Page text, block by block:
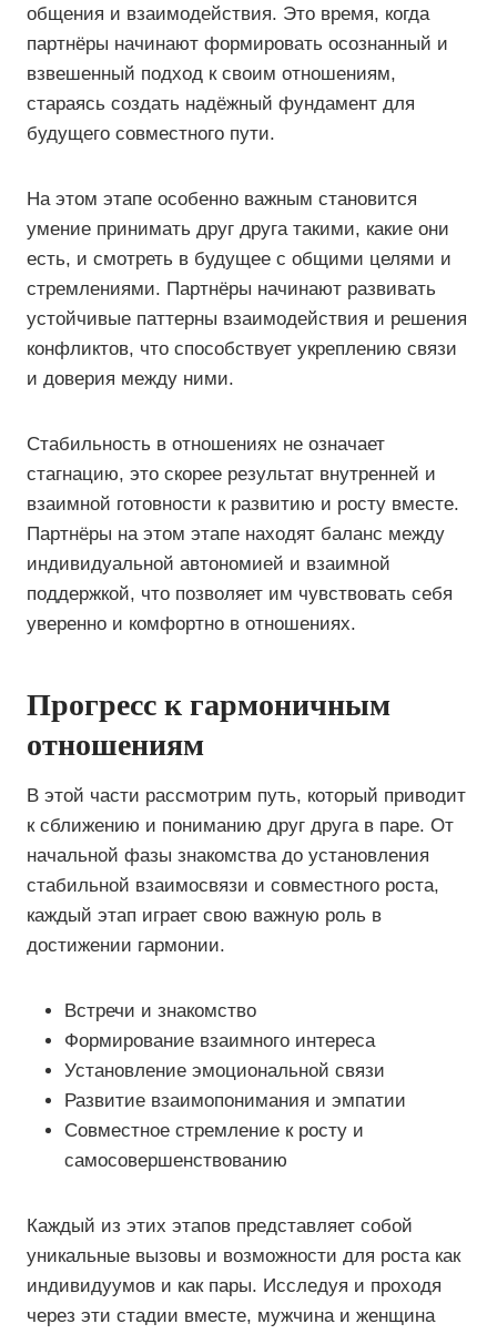
общения и взаимодействия. Это время, когда
партнёры начинают формировать осознанный и
взвешенный подход к своим отношениям,
стараясь создать надёжный фундамент для
будущего совместного пути.
На этом этапе особенно важным становится
умение принимать друг друга такими, какие они
есть, и смотреть в будущее с общими целями и
стремлениями. Партнёры начинают развивать
устойчивые паттерны взаимодействия и решения
конфликтов, что способствует укреплению связи
и доверия между ними.
Стабильность в отношениях не означает
стагнацию, это скорее результат внутренней и
взаимной готовности к развитию и росту вместе.
Партнёры на этом этапе находят баланс между
индивидуальной автономией и взаимной
поддержкой, что позволяет им чувствовать себя
уверенно и комфортно в отношениях.
Прогресс к гармоничным
отношениям
В этой части рассмотрим путь, который приводит
к сближению и пониманию друг друга в паре. От
начальной фазы знакомства до установления
стабильной взаимосвязи и совместного роста,
каждый этап играет свою важную роль в
достижении гармонии.
Встречи и знакомство
Формирование взаимного интереса
Установление эмоциональной связи
Развитие взаимопонимания и эмпатии
Совместное стремление к росту и
самосовершенствованию
Каждый из этих этапов представляет собой
уникальные вызовы и возможности для роста как
индивидуумов и как пары. Исследуя и проходя
через эти стадии вместе, мужчина и женщина